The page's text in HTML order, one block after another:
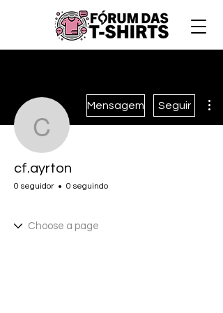
cf.ayrton
Mensagem Seguir
cf.ayrton
0 seguidor 0 seguindo